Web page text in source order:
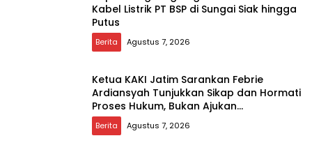
Kabel Listrik PT BSP di Sungai Siak hingga
Putus
Berita Agustus 7, 2026
Ketua KAKI Jatim Sarankan Febrie
Ardiansyah Tunjukkan Sikap dan Hormati
Proses Hukum, Bukan Ajukan
Praperadilan
Berita Agustus 7, 2026